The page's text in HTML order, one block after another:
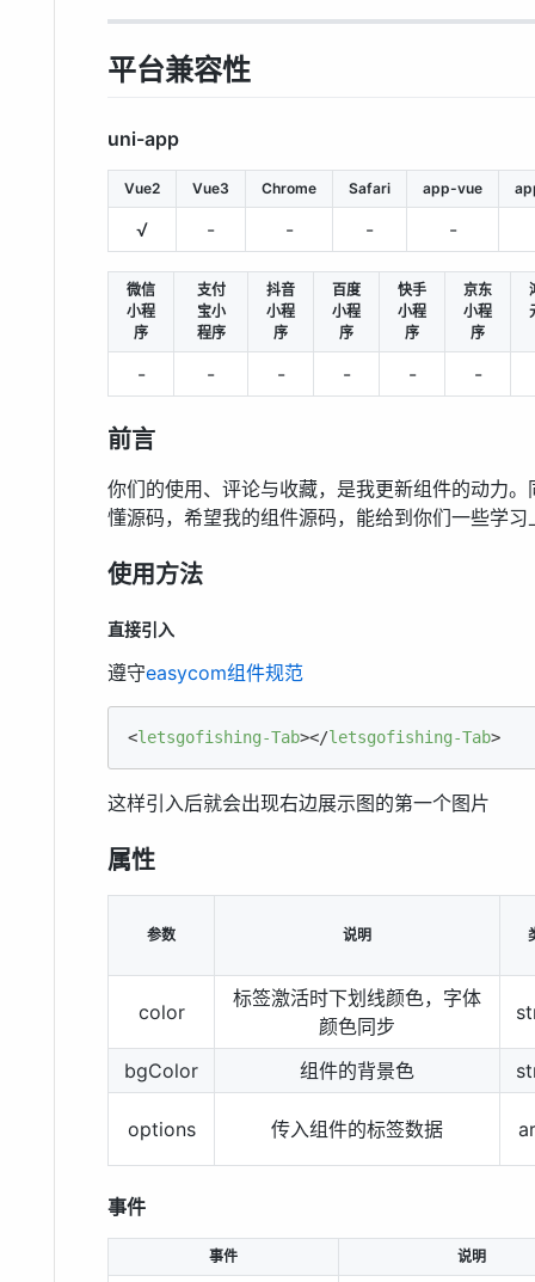
平台兼容性
uni-app
Vue2 Vue3 Chrome Safari app-vue
√ - - - -
微信
小程
序
支付
宝小
程序
抖音
小程
序
百度
小程
序
快手
小程
序
京东
小程
序
- - - - - -
前言
你们的使用、评论与收藏，是我更新组件的动力
懂源码，希望我的组件源码，能给到你们一些学习
使用方法
直接引入
遵守easycom组件规范
<letsgofishing-Tab></letsgofishing-Tab>
这样引入后就会出现右边展示图的第一个图片
属性
参数 说明
color
标签激活时下划线颜色，字体
颜色同步
bgColor 组件的背景色
options 传入组件的标签数据
事件
事件 说明